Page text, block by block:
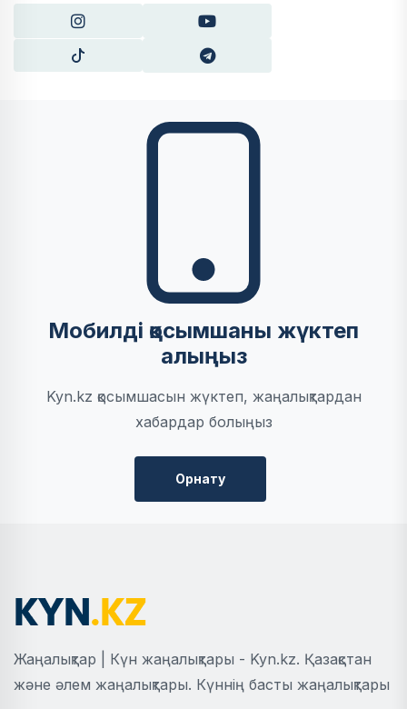
Мобилді қосымшаны жүктеп
алыңыз
Kyn.kz қосымшасын жүктеп, жаңалықтардан
хабардар болыңыз
Орнату
Жаңалықтар | Күн жаңалықтары - Kyn.kz. Қазақстан
және әлем жаңалықтары. Күннің басты жаңалықтары